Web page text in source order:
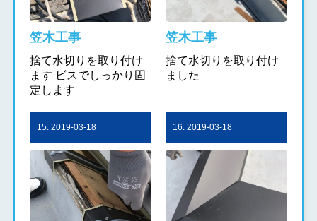
笠木工事
捨て水切りを取り付け
ます ビスでしっかり固
定します
笠木工事
捨て水切りを取り付け
ました
15. 2019-03-18 16. 2019-03-18